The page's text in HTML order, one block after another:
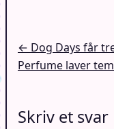
← Dog Days får
Perfume laver
Skriv et svar